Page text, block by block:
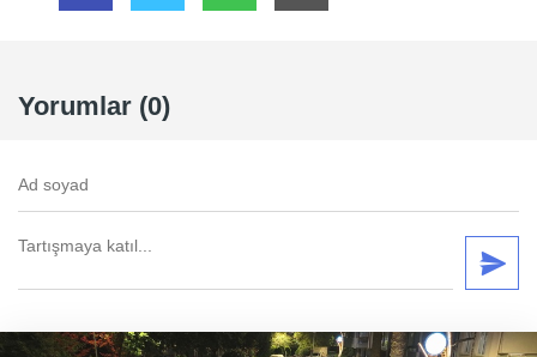
Yorumlar (0)